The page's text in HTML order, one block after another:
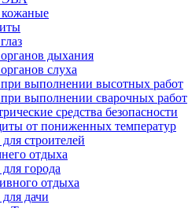
дыхания
слуха
выполнении высотных работ
выполнении сварочных работ
средства безопасности
от пониженных температур
строителей
отдыха
города
отдыха
дачи